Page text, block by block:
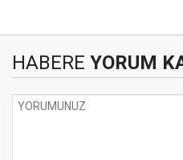
HABERE YORUM